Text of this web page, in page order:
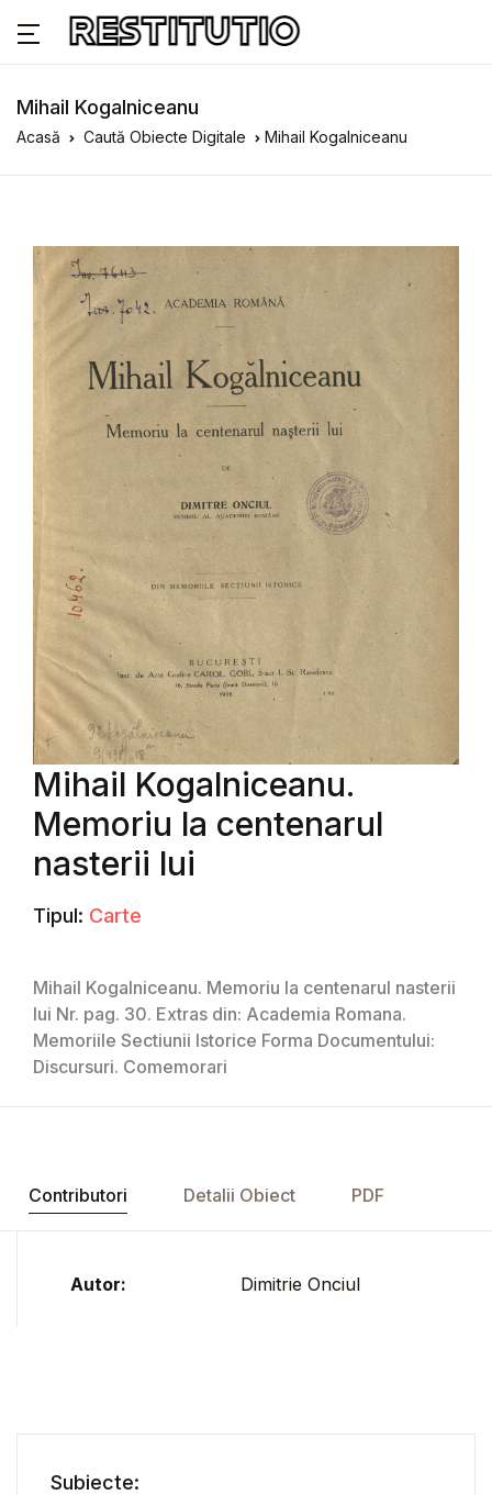
Mihail Kogalniceanu
Acasă Caută Obiecte Digitale Mihail Kogalniceanu
Mihail Kogalniceanu.
Memoriu la centenarul
nasterii lui
Tipul: Carte
Mihail Kogalniceanu. Memoriu la centenarul nasterii
lui Nr. pag. 30. Extras din: Academia Romana.
Memoriile Sectiunii Istorice Forma Documentului:
Discursuri. Comemorari
Contributori Detalii Obiect PDF
Autor: Dimitrie Onciul
Subiecte: